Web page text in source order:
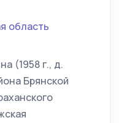
область
(1958 г., д.
Брянской